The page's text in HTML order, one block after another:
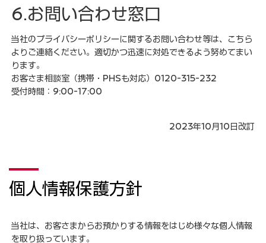
6.お問い合わせ窓口
当社のプライバシーポリシーに関するお問い合わせ等は、こちら
よりご連絡ください。適切かつ迅速に対処できるよう努めてまい
ります。
お客さま相談室（携帯・PHSも対応）0120-315-232
受付時間：9:00-17:00
2023年10月10日改訂
個人情報保護方針
当社は、お客さまからお預かりする情報をはじめ様々な個人情報
を取り扱っています。